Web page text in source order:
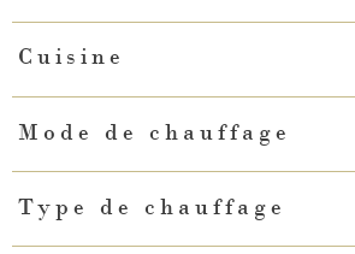
Cuisine
Mode de chauffage
Type de chauffage